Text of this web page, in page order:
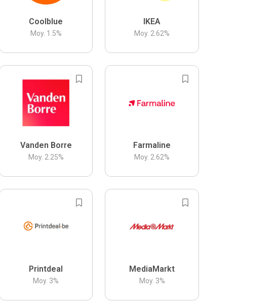
Coolblue
Moy. 1.5%
IKEA
Moy. 2.62%
Vanden Borre
Moy. 2.25%
Farmaline
Moy. 2.62%
Printdeal
Moy. 3%
MediaMarkt
Moy. 3%